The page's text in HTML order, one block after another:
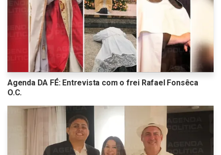
Agenda DA FÉ: Entrevista com o frei Rafael Fonsêca
O.C.